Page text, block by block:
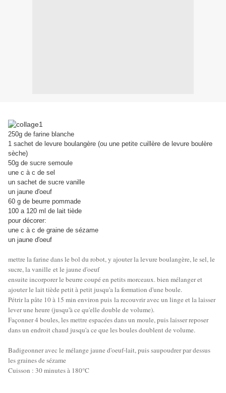
250g de farine blanche
1 sachet de levure boulangère (ou une petite cuillère de levure boulère
sèche)
50g de sucre semoule
une c à c de sel
un sachet de sucre vanille
un jaune d'oeuf
60 g de beurre pommade
100 a 120 ml de lait tiède
pour décorer:
une c à c de graine de sézame
un jaune d'oeuf
mettre la farine dans le bol du robot, y ajouter la levure boulangère, le sel, le
sucre, la vanille et le jaune d'oeuf
ensuite incorporer le beurre coupé en petits morceaux. bien mélanger et
ajouter le lait tiède petit à petit jusqu'a la formation d'une boule.
Pétrir la pâte 10 à 15 min environ puis la recouvrir avec un linge et la laisser
lever une heure (jusqu'à ce qu'elle double de volume).
Façonner 4 boules, les mettre espacées dans un moule, puis laisser reposer
dans un endroit chaud jusqu'a ce que les boules doublent de volume.
Badigeonner avec le mélange jaune d'oeuf-lait, puis saupoudrer par dessus
les graines de sézame
Cuisson : 30 minutes à 180°C